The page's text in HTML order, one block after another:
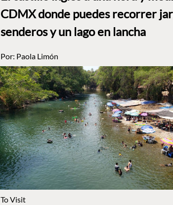
CDMX donde puedes recorrer
senderos y un lago en lancha
Por: Paola Limón
To Visit